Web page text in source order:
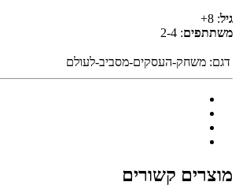
גיל: 8+
משתתפים: 2-4
דגם: משחק-העסקים-מסביב-לעולם
מוצרים קשורים